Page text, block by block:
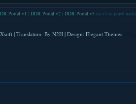
Portál v1 DDR Portál v2| DDR Portál v3na v4 se právě
Xsoft| Translation: By N2H| Design: Elegant Themes